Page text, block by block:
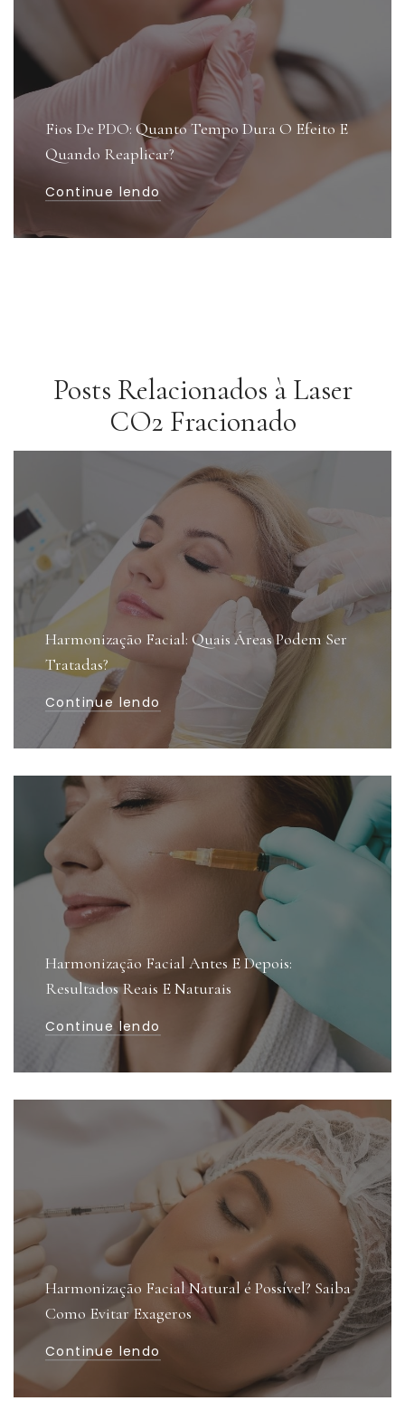
Fios De PDO: Quanto Tempo Dura O Efeito E
Quando Reaplicar?
Continue lendo
Posts Relacionados à Laser
CO2 Fracionado
Harmonização Facial: Quais Áreas Podem Ser
Tratadas?
Continue lendo
Harmonização Facial Antes E Depois:
Resultados Reais E Naturais
Continue lendo
Harmonização Facial Natural é Possível? Saiba
Como Evitar Exageros
Continue lendo